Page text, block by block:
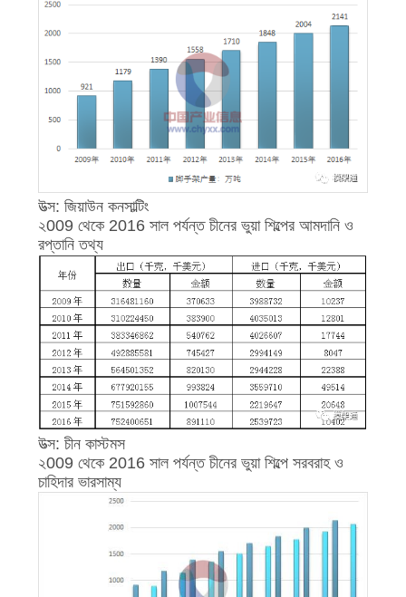
আবেদন
PRIVACY
POLICY
উত্স: জিয়াউন কনসাল্টিং
২009 থেকে 2016 সাল পর্যন্ত চীনের ভুয়া শিল্পের আমদানি ও
রপ্তানি তথ্য
উত্স: চীন কাস্টমস
২009 থেকে 2016 সাল পর্যন্ত চীনের ভুয়া শিল্পে সরবরাহ ও
চাহিদার ভারসাম্য